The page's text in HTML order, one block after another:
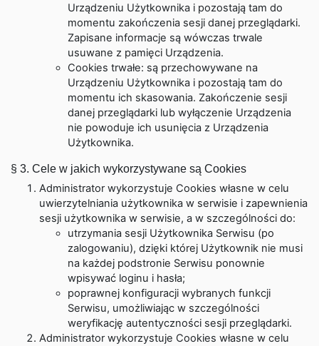
Urządzeniu Użytkownika i pozostają tam do
momentu zakończenia sesji danej przeglądarki.
Zapisane informacje są wówczas trwale
usuwane z pamięci Urządzenia.
Cookies trwałe: są przechowywane na
Urządzeniu Użytkownika i pozostają tam do
momentu ich skasowania. Zakończenie sesji
danej przeglądarki lub wyłączenie Urządzenia
nie powoduje ich usunięcia z Urządzenia
Użytkownika.
§ 3. Cele w jakich wykorzystywane są Cookies
Administrator wykorzystuje Cookies własne w celu
uwierzytelniania użytkownika w serwisie i zapewnienia
sesji użytkownika w serwisie, a w szczególności do:
utrzymania sesji Użytkownika Serwisu (po
zalogowaniu), dzięki której Użytkownik nie musi
na każdej podstronie Serwisu ponownie
wpisywać loginu i hasła;
poprawnej konfiguracji wybranych funkcji
Serwisu, umożliwiając w szczególności
weryfikację autentyczności sesji przeglądarki.
Administrator wykorzystuje Cookies własne w celu